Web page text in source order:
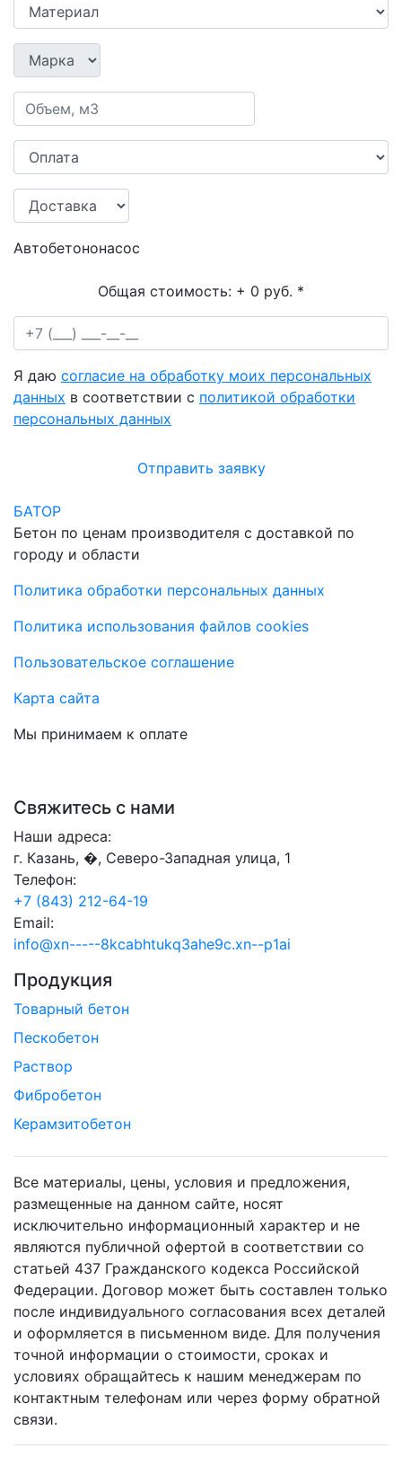
Автобетононасос
Общая стоимость: + 0 руб. *
Я даю согласие на обработку моих персональных
данных в соответствии с политикой обработки
персональных данных
Отправить заявку
БАТОР
Бетон по ценам производителя с доставкой по
городу и области
Политика обработки персональных данных
Политика использования файлов cookies
Пользовательское соглашение
Карта сайта
Мы принимаем к оплате
Свяжитесь с нами
Наши адреса:
г. Казань, �, Северо-Западная улица, 1
Телефон:
+7 (843) 212-64-19
Email:
info@xn-----8kcabhtukq3ahe9c.xn--p1ai
Продукция
Товарный бетон
Пескобетон
Раствор
Фибробетон
Керамзитобетон
Все материалы, цены, условия и предложения,
размещенные на данном сайте, носят
исключительно информационный характер и не
являются публичной офертой в соответствии со
статьей 437 Гражданского кодекса Российской
Федерации. Договор может быть составлен только
после индивидуального согласования всех деталей
и оформляется в письменном виде. Для получения
точной информации о стоимости, сроках и
условиях обращайтесь к нашим менеджерам по
контактным телефонам или через форму обратной
связи.